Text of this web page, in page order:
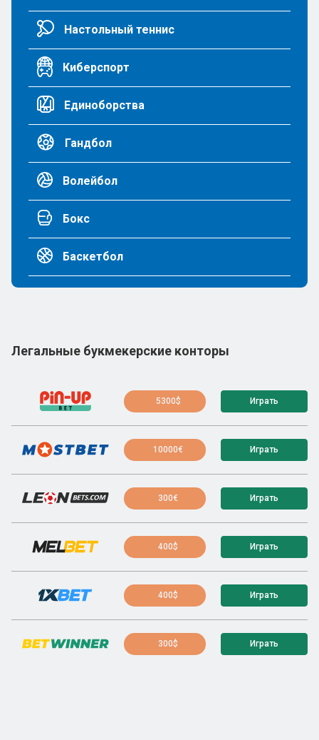
Настольный теннис
Киберспорт
Единоборства
Гандбол
Волейбол
Бокс
Баскетбол
Легальные букмекерские конторы
5300$ Играть
10000€ Играть
300€ Играть
400$ Играть
400$ Играть
300$ Играть